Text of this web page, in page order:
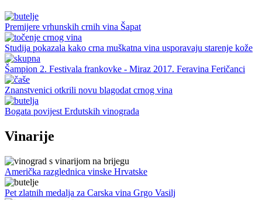
Premijere vrhunskih crnih vina Šapat
Studija pokazala kako crna muškatna vina usporavaju starenje kože
Šampion 2. Festivala frankovke - Miraz 2017. Feravina Feričanci
Znanstvenici otkrili novu blagodat crnog vina
Bogata povijest Erdutskih vinograda
Vinarije
Američka razglednica vinske Hrvatske
Pet zlatnih medalja za Carska vina Grgo Vasilj